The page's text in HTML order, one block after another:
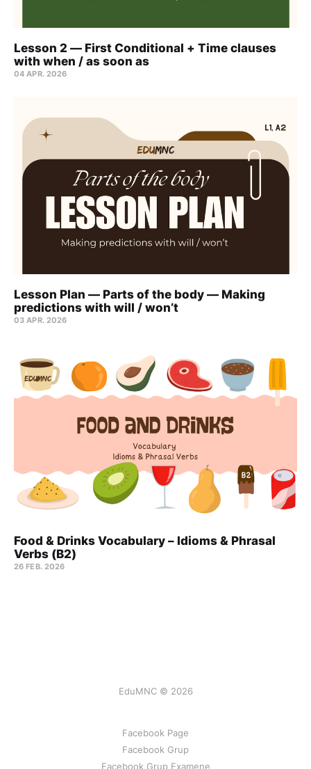
Lesson 2 — First Conditional + Time clauses
with when / as soon as
04 APR. 2026
Lesson Plan — Parts of the body — Making
predictions with will / won’t
03 APR. 2026
Food & Drinks Vocabulary – Idioms & Phrasal
Verbs (B2)
26 FEB. 2026
EduMNC © 2026
Facebook Page
Facebook Grup
Facebook Grup Examene